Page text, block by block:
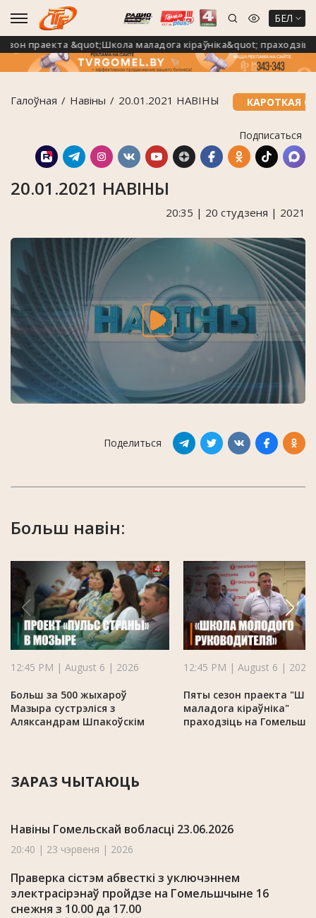
БЕЛ
праекта &quot;Школа маладога кіраўніка&quot; праходзіць
Галоўная Навiны 20.01.2021 НАВІНЫ КАРОТКАЯ
Подписаться
20.01.2021 НАВІНЫ
20:35 | 20 студзеня | 2021
Поделиться
Больш навін:
12:45 PM | August 6 | 2026
Больш за 500 жыхароў
Мазыра сустрэліся з
Аляксандрам Шпакоўскім
12:45 PM | August 6 | 2026
Пяты сезон праекта
маладога кіраўніка"
праходзіць на
ЗАРАЗ ЧЫТАЮЦЬ
Навіны Гомельскай вобласці 23.06.2026
20:40 | 23 чэрвеня | 2026
Праверка сістэм абвесткі з уключэннем
электрасірэнаў пройдзе на Гомельшчыне 16
снежня з 10.00 да 17.00